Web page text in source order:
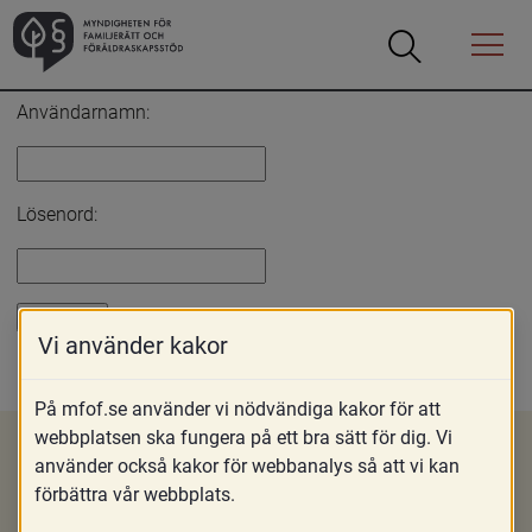
Öppna
Öppna
Menyn
Inloggning
Användarnamn:
Lösenord:
Om MFoF
Vi använder kakor
På mfof.se använder vi nödvändiga kakor för att
webbplatsen ska fungera på ett bra sätt för dig. Vi
använder också kakor för webbanalys så att vi kan
förbättra vår webbplats.